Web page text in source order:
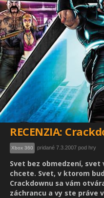
RECENZIA:
Xbox 360 pridané 7.3.2007 pod hry
Svet bez obmedzení,
chcete. Svet, v ktorom
Crackdownu sa vám
záchrancu a vy ste práve